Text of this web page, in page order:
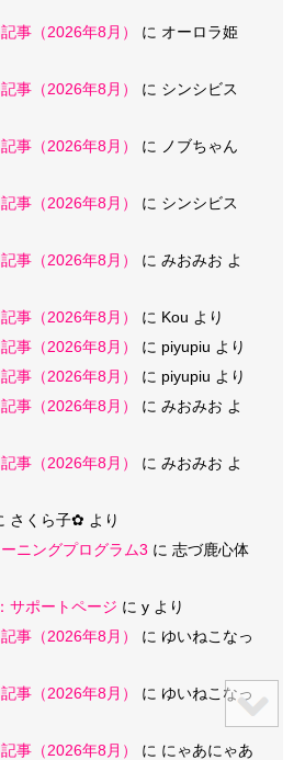
事（2026年8月）
に オーロラ姫
事（2026年8月）
に シンシビス
事（2026年8月）
に
ノブちゃん
事（2026年8月）
に シンシビス
事（2026年8月）
に みおみお よ
事（2026年8月）
に Kou より
事（2026年8月）
に piyupiu より
事（2026年8月）
に piyupiu より
事（2026年8月）
に みおみお よ
事（2026年8月）
に みおみお よ
さくら子‪✿ より
ニングプログラム3 に 志づ鹿心体
サポートページ に y より
事（2026年8月）
に ゆいねこなっ
事（2026年8月）
に ゆいねこなっ
事（2026年8月）
に にゃあにゃあ